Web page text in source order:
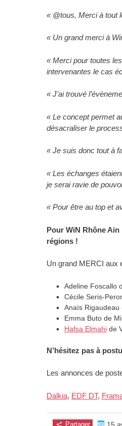
« @tous, Merci à tout
« Un grand merci à
« Merci pour toutes
intervenantes le cas
« J’ai trouvé
« Le concept permet
désacraliser le
« Je suis donc tout à
« Les échanges
je serai ravie de
« Pour être au top et
Pour WiN Rhône
régions !
Un grand MERCI aux
Adeline Foscallo
Cécile Seris-
Anaïs Rigaudeau
Emma Buto de
Hafsa Elmahide
N’hésitez pas à
Les annonces de
Dalkia, EDF DT,
Partager